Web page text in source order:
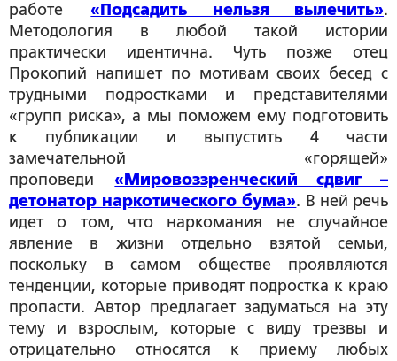
работе «Подсадить нельзя вылечить».
Методология в любой такой истории
практически идентична. Чуть позже отец
Прокопий напишет по мотивам своих бесед с
трудными подростками и представителями
«групп риска», а мы поможем ему подготовить
к публикации и выпустить 4 части
замечательной «горящей»
проповеди «Мировоззренческий сдвиг –
детонатор наркотического бума». В ней речь
идет о том, что наркомания не случайное
явление в жизни отдельно взятой семьи,
поскольку в самом обществе проявляются
тенденции, которые приводят подростка к краю
пропасти. Автор предлагает задуматься на эту
тему и взрослым, которые с виду трезвы и
отрицательно относятся к приему любых